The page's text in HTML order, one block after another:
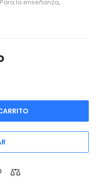
Para la enseñanza,